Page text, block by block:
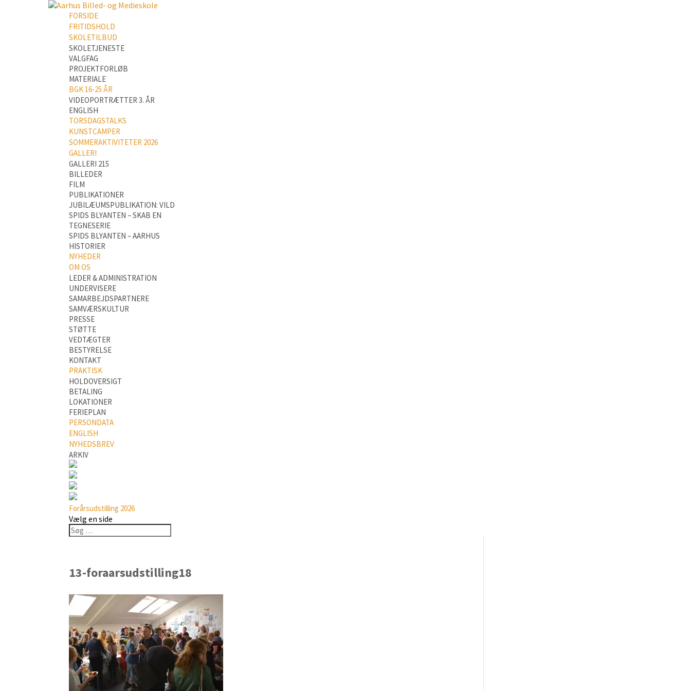
FORSIDE
FRITIDSHOLD
SKOLETILBUD
SKOLETJENESTE
VALGFAG
PROJEKTFORLØB
MATERIALE
BGK 16-25 ÅR
VIDEOPORTRÆTTER 3. ÅR
ENGLISH
TORSDAGSTALKS
KUNSTCAMPER
SOMMERAKTIVITETER 2026
GALLERI
GALLERI 215
BILLEDER
FILM
PUBLIKATIONER
JUBILÆUMSPUBLIKATION: VILD
SPIDS BLYANTEN – SKAB EN
TEGNESERIE
SPIDS BLYANTEN – AARHUS
HISTORIER
NYHEDER
OM OS
LEDER & ADMINISTRATION
UNDERVISERE
SAMARBEJDSPARTNERE
SAMVÆRSKULTUR
PRESSE
STØTTE
VEDTÆGTER
BESTYRELSE
KONTAKT
PRAKTISK
HOLDOVERSIGT
BETALING
LOKATIONER
FERIEPLAN
PERSONDATA
ENGLISH
NYHEDSBREV
ARKIV
Forårsudstilling 2026
Vælg en side
13-foraarsudstilling18